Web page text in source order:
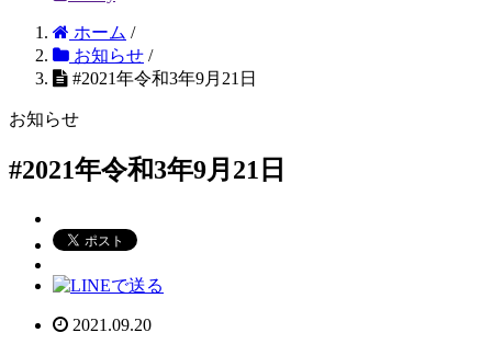
ホーム /
お知らせ /
#2021年令和3年9月21日
お知らせ
#2021年令和3年9月21日
2021.09.20